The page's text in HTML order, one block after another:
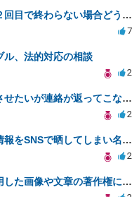
開示請求の仮処分での審尋で２回目で終わらない場合どうしたらいいですか
7
ル、法的対応の相談
2
無断で動画を撮影され、削除させたいが連絡が返ってこない。
2
当方の腹いせで相手方の個人情報をSNSで晒してしまい名誉毀損させてしまったかもしれない
2
ホームページ制作における使用した画像や文章の著作権について